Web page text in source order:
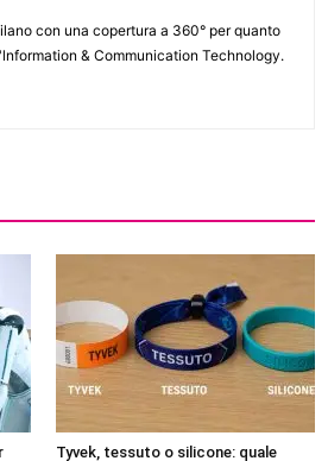
con una copertura a 360° per quanto
& Communication Technology.
Tyvek, tessuto o silicone: quale